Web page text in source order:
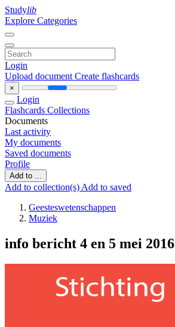
Studylib
Explore Categories
Login
Upload document Create flashcards
×
Login
Flashcards Collections
Documents
Last activity
My documents
Saved documents
Profile
Add to ...
Add to collection(s) Add to saved
Geesteswetenschappen
Muziek
info bericht 4 en 5 mei 2016